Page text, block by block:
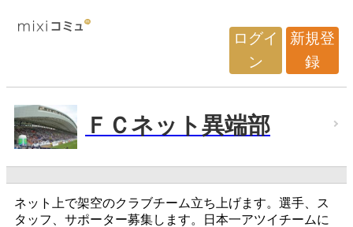
ログイ
ン
新規登
録
ＦＣネット異端部
ネット上で架空のクラブチーム立ち上げます。選手、ス
タッフ、サポーター募集します。日本一アツイチームに